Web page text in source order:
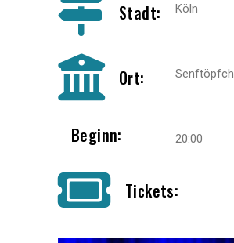
Stadt: Köln
Ort:
Beginn: 20:00
Tickets: